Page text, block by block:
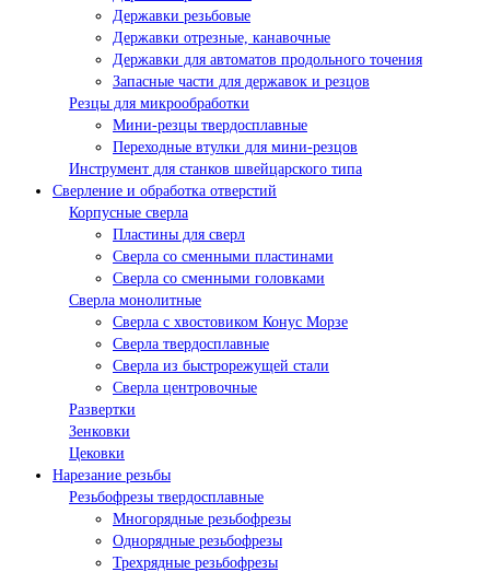
Державки резьбовые
Державки отрезные, канавочные
Державки для автоматов продольного точения
Запасные части для державок и резцов
Резцы для микрообработки
Мини-резцы твердосплавные
Переходные втулки для мини-резцов
Инструмент для станков швейцарского типа
Сверление и обработка отверстий
Корпусные сверла
Пластины для сверл
Сверла со сменными пластинами
Сверла со сменными головками
Сверла монолитные
Сверла с хвостовиком Конус Морзе
Сверла твердосплавные
Сверла из быстрорежущей стали
Сверла центровочные
Развертки
Зенковки
Цековки
Нарезание резьбы
Резьбофрезы твердосплавные
Многорядные резьбофрезы
Однорядные резьбофрезы
Трехрядные резьбофрезы